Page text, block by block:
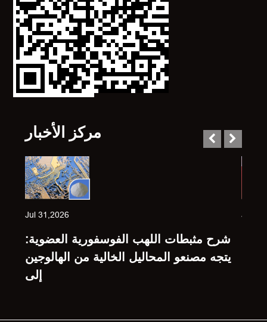
مركز الأخبار
Jul 31,2026
شرح مثبطات اللهب الفوسفورية العضوية:
يتجه مصنعو المحاليل الخالية من الهالوجين
إلى
Jul